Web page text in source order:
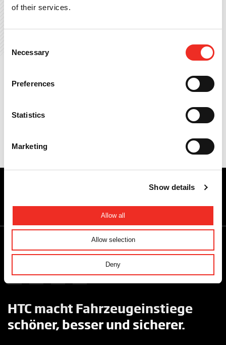
of their services.
Selection
Necessary
Preferences
Statistics
Marketing
Show details
Allow all
Allow selection
Deny
Darüber hinaus verfügen wir über spezifische Produktzertifikate (z.B.
mailadres *
+31 88 - 027 70 88 info@htc-ps.com
HTC macht Fahrzeugeinstiege
schöner, besser und sicherer.